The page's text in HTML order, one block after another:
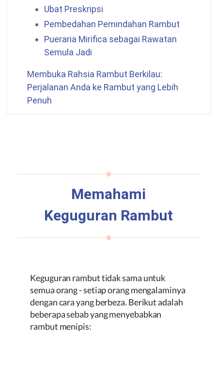
Ubat Preskripsi
Pembedahan Pemindahan Rambut
Pueraria Mirifica sebagai Rawatan
Semula Jadi
Membuka Rahsia Rambut Berkilau:
Perjalanan Anda ke Rambut yang Lebih
Penuh
Memahami
Keguguran Rambut
Keguguran rambut tidak sama untuk
semua orang - setiap orang mengalaminya
dengan cara yang berbeza. Berikut adalah
beberapa sebab yang menyebabkan
rambut menipis: